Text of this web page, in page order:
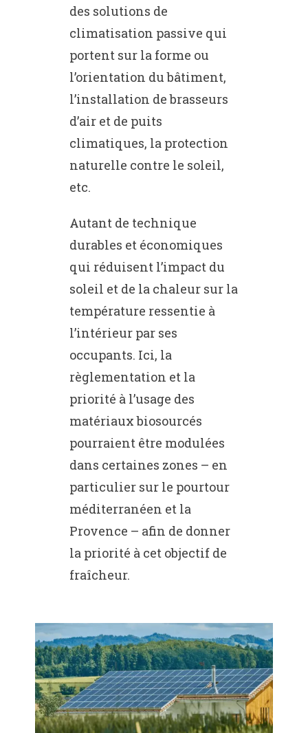
des solutions de
climatisation passive qui
portent sur la forme ou
l’orientation du bâtiment,
l’installation de brasseurs
d’air et de puits
climatiques, la protection
naturelle contre le soleil,
etc.
Autant de technique
durables et économiques
qui réduisent l’impact du
soleil et de la chaleur sur la
température ressentie à
l’intérieur par ses
occupants. Ici, la
règlementation et la
priorité à l’usage des
matériaux biosourcés
pourraient être modulées
dans certaines zones – en
particulier sur le pourtour
méditerranéen et la
Provence – afin de donner
la priorité à cet objectif de
fraîcheur.